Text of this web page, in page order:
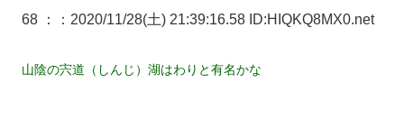
68 ： ：2020/11/28(土) 21:39:16.58 ID:HIQKQ8MX0.net
山陰の宍道（しんじ）湖はわりと有名かな